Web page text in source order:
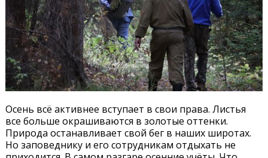
Осень всё активнее вступает в свои права. Листья
все больше окрашиваются в золотые оттенки.
Природа останавливает свой бег в наших широтах.
Но заповеднику и его сотрудникам отдыхать не